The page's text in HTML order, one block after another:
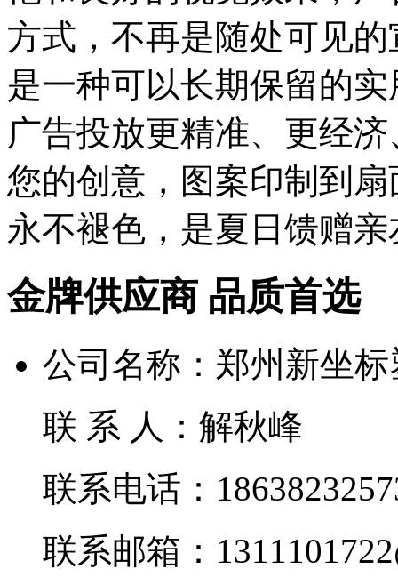
方式，不再是随处可见
是一种可以长期保留的
广告投放更精准、更经
您的创意，图案印制到
永不褪色，是夏日馈赠
金牌供应商 品质首选
公司名称：郑州新坐
联 系 人：解秋峰
联系电话：
联系邮箱：